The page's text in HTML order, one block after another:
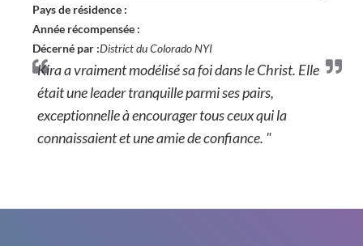
Pays de résidence :
Année récompensée :
Décerné par :District du Colorado NYI
Kira a vraiment modélisé sa foi dans le Christ. Elle
était une leader tranquille parmi ses pairs,
exceptionnelle à encourager tous ceux qui la
connaissaient et une amie de confiance. "